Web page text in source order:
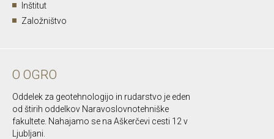
Inštitut
Založništvo
O OGRO
Oddelek za geotehnologijo in rudarstvo je eden
od štirih oddelkov Naravoslovnotehniške
fakultete. Nahajamo se na Aškerčevi cesti 12 v
Ljubljani.